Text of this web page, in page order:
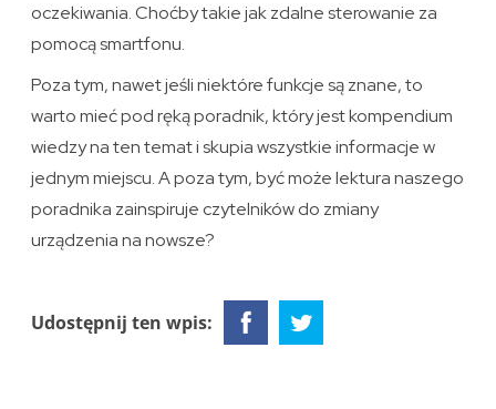
oczekiwania. Choćby takie jak zdalne sterowanie za
pomocą smartfonu.
Poza tym, nawet jeśli niektóre funkcje są znane, to
warto mieć pod ręką poradnik, który jest kompendium
wiedzy na ten temat i skupia wszystkie informacje w
jednym miejscu. A poza tym, być może lektura naszego
poradnika zainspiruje czytelników do zmiany
urządzenia na nowsze?
Udostępnij ten wpis: